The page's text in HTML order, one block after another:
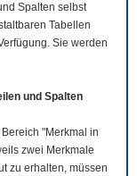
Spalten selbst
Tabellen
Sie werden
und Spalten
"Merkmal in
zwei Merkmale
zu erhalten, müssen